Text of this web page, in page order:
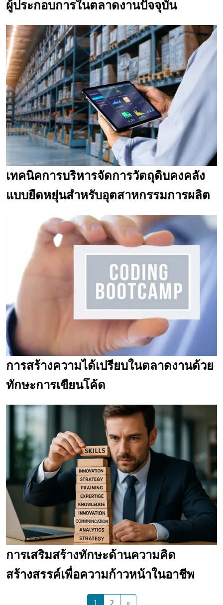
ผู้ประกอบการในตลาดงานปัจจุบัน
เทคนิคการบริหารจัดการวัตถุดิบคงคลัง
แบบยืดหยุ่นสำหรับอุตสาหกรรมการผลิต
การสร้างความได้เปรียบในตลาดงานด้วย
ทักษะการเขียนโค้ด
การเสริมสร้างทักษะด้านความคิด
สร้างสรรค์เพื่อความก้าวหน้าในอาชีพ
1 2 »